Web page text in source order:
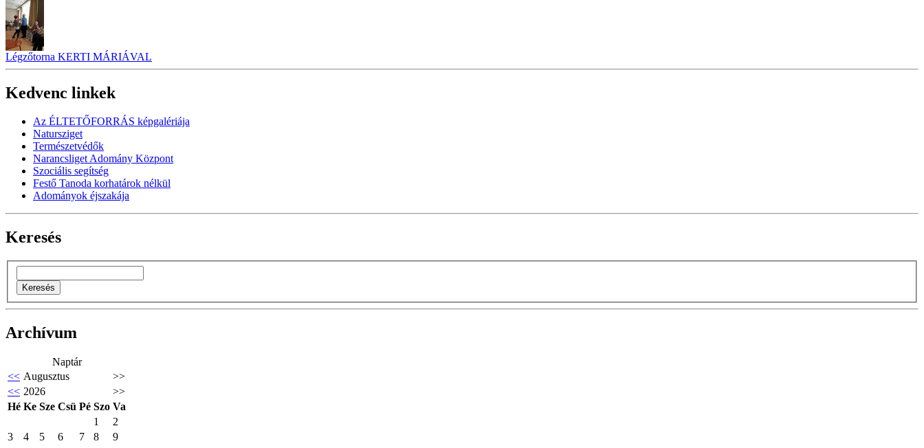
Légzőtorna KERTI MÁRIÁVAL
Kedvenc linkek
Az ÉLTETŐFORRÁS képgalériája
Natursziget
Természetvédők
Narancsliget Adomány Központ
Szociális segítség
Festő Tanoda korhatárok nélkül
Adományok éjszakája
Keresés
Archívum
Naptár
<< Augusztus
>>
<< 2026
>>
Hé Ke Sze Csü Pé Szo Va
1
2
3
4 5 6 7 8
9